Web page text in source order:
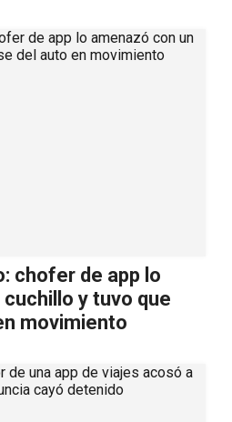
chofer de app lo
y tuvo que
movimiento